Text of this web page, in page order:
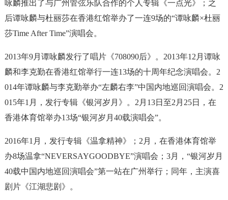
咏麟推出了与广州管弦乐队合作的个人专辑《一点光》；之
后谭咏麟与杜丽莎在香港红馆举办了一连9场的“谭咏麟×杜丽
莎Time After Time”演唱会。
2013年9月谭咏麟发行了唱片《708090后》。2013年12月谭咏
麟和李克勤在香港红馆举行一连13场的十周年纪念演唱会。2
014年谭咏麟与李克勤举办“左麟右李”中国内地巡回演唱会。2
015年1月，发行专辑《银河岁月》。2月13日至2月25日，在
香港体育馆举办13场“银河岁月40载演唱会”。
2016年1月，发行专辑《温拿精神》；2月，在香港体育馆举
办8场温拿“NEVERSAYGOODBYE”演唱会；3月，“银河岁月
40载中国内地巡回演唱会”第一站在广州举行；同年，主演喜
剧片《江湖悲剧》。